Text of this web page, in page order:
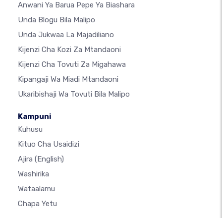
Anwani Ya Barua Pepe Ya Biashara
Unda Blogu Bila Malipo
Unda Jukwaa La Majadiliano
Kijenzi Cha Kozi Za Mtandaoni
Kijenzi Cha Tovuti Za Migahawa
Kipangaji Wa Miadi Mtandaoni
Ukaribishaji Wa Tovuti Bila Malipo
Kampuni
Kuhusu
Kituo Cha Usaidizi
Ajira (English)
Washirika
Wataalamu
Chapa Yetu